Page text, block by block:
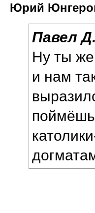
Юрий
Павел
Ну ты же
и нам